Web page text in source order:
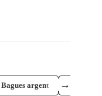
Bagues argent →